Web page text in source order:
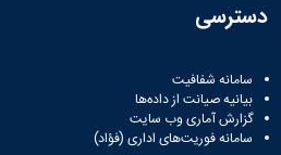
دسترسی
سامانه شفافیت
بیانیه صیانت از داده‌ها
گزارش آماری وب‌ سایت
سامانه فوریت‌های اداری (فؤاد)